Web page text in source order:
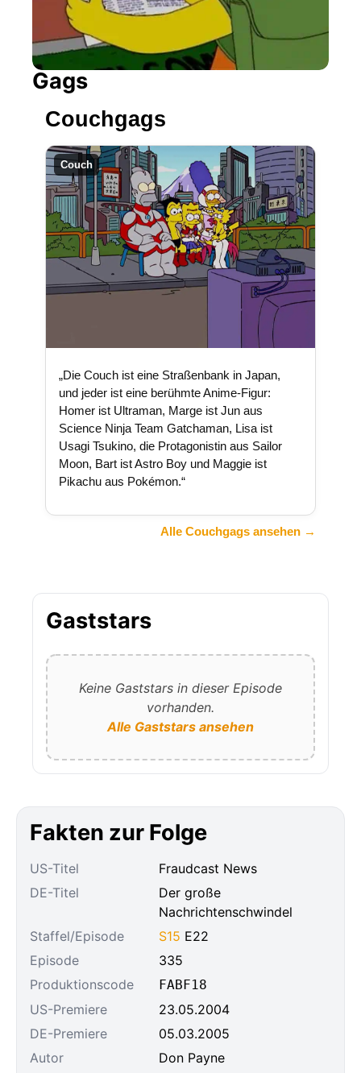
Gags
Couchgags
Couch
„Die Couch ist eine Straßenbank in Japan,
und jeder ist eine berühmte Anime-Figur:
Homer ist Ultraman, Marge ist Jun aus
Science Ninja Team Gatchaman, Lisa ist
Usagi Tsukino, die Protagonistin aus Sailor
Moon, Bart ist Astro Boy und Maggie ist
Pikachu aus Pokémon.“
Alle Couchgags ansehen →
Gaststars
Keine Gaststars in dieser Episode
vorhanden.
Alle Gaststars ansehen
Fakten zur Folge
US-Titel
Fraudcast News
DE-Titel
Der große
Nachrichtenschwindel
Staffel/Episode
S15 E22
Episode
335
Produktionscode
FABF18
US-Premiere
23.05.2004
DE-Premiere
05.03.2005
Autor
Don Payne